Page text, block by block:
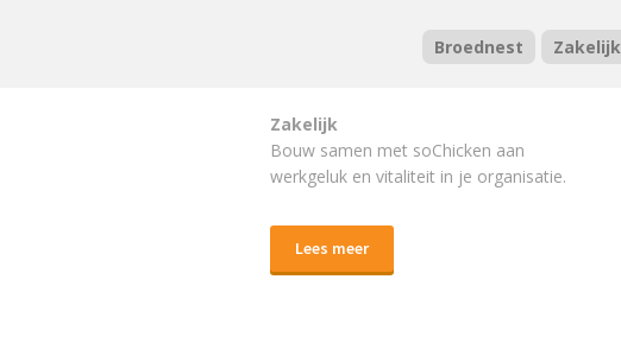
Broednest Zakelijk
Zakelijk
Bouw samen met soChicken aan
werkgeluk en vitaliteit in je organisatie.
Lees meer